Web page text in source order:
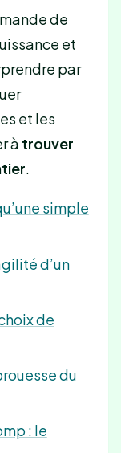
de
et
par
et les
à trouver
.
simple
d’un
de
du
: le